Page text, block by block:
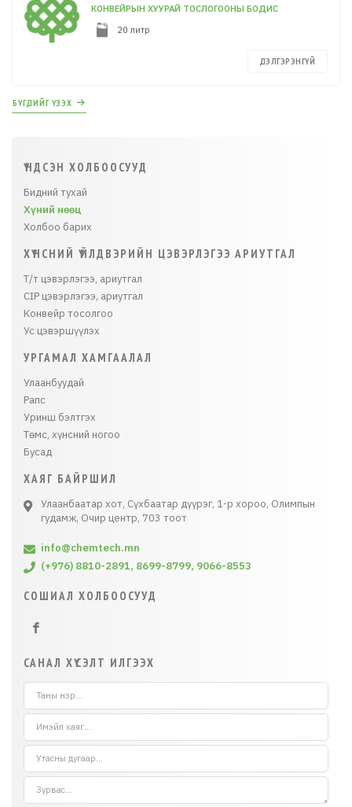
КОНВЕЙРЫН ХУУРАЙ ТОСЛОГООНЫ БОДИС
20 литр
ДЭЛГЭРЭНГҮЙ
БҮГДИЙГ ҮЗЭХ
ҮНДСЭН ХОЛБООСУУД
Бидний тухай
Хүний нөөц
Холбоо барих
ХҮНСНИЙ ҮЙЛДВЭРИЙН ЦЭВЭРЛЭГЭЭ АРИУТГАЛ
Т/т цэвэрлэгээ, ариутгал
CIP цэвэрлэгээ, ариутгал
Конвейр тосолгоо
Ус цэвэршүүлэх
УРГАМАЛ ХАМГААЛАЛ
Улаанбуудай
Рапс
Уринш бэлтгэх
Төмс, хүнсний ногоо
Бусад
ХАЯГ БАЙРШИЛ
Улаанбаатар хот, Сүхбаатар дүүрэг, 1-р хороо, Олимпын
гудамж, Очир центр, 703 тоот
info@chemtech.mn
(+976) 8810-2891, 8699-8799, 9066-8553
СОШИАЛ ХОЛБООСУУД
САНАЛ ХҮСЭЛТ ИЛГЭЭХ